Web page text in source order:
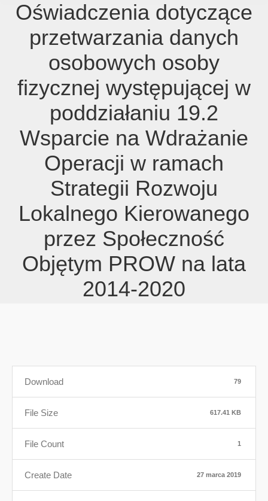
Oświadczenia dotyczące
przetwarzania danych
osobowych osoby
fizycznej występującej w
poddziałaniu 19.2
Wsparcie na Wdrażanie
Operacji w ramach
Strategii Rozwoju
Lokalnego Kierowanego
przez Społeczność
Objętym PROW na lata
2014-2020
Download 79
File Size 617.41 KB
File Count 1
Create Date 27 marca 2019